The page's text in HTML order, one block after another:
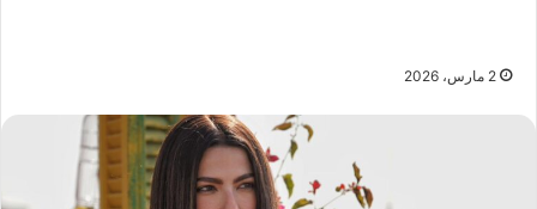
2 مارس، 2026